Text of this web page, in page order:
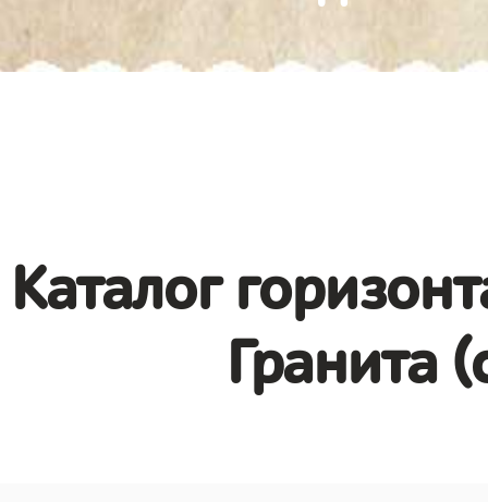
Каталог
Гранита